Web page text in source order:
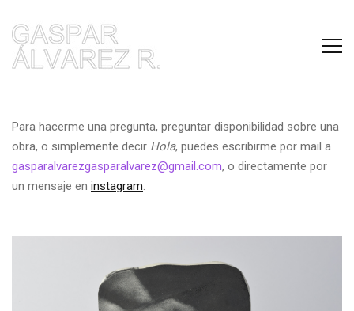
Para hacerme una pregunta, preguntar disponibilidad sobre una
obra, o simplemente decir Hola, puedes escribirme por mail a
gasparalvarezgasparalvarez@gmail.com, o directamente por
un mensaje en instagram.